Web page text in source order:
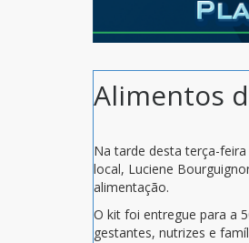
ES
Alimentos
Na tarde desta terça-
local, Luciene
alimentação.
O kit foi entregue para a
gestantes, nutrizes e